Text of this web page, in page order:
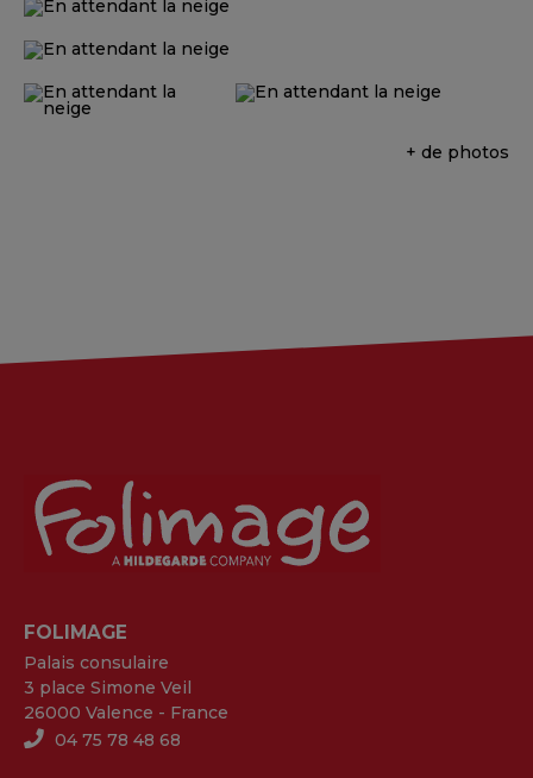
+ de photos
FOLIMAGE
Palais consulaire
3 place Simone Veil
26000 Valence - France
04 75 78 48 68